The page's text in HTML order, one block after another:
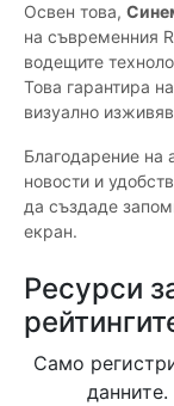
Освен това,
на съвременния
водещите
Това гарантира
визуално
Благодарение на
новости и
да създаде
екран.
Ресурси
Само
данните.